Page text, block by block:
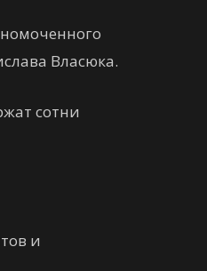
Власюка.
сотни
и